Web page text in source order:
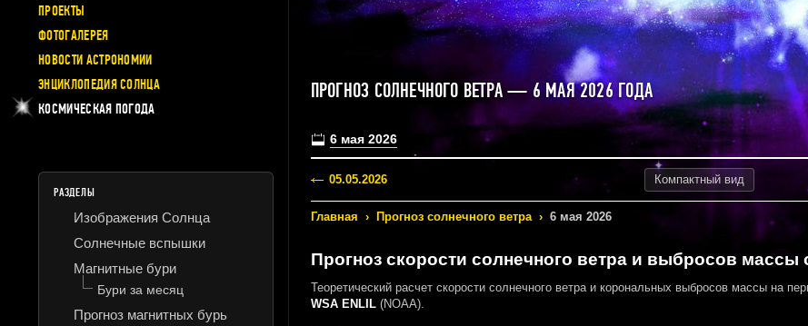
ПРОЕКТЫ
ФОТОГАЛЕРЕЯ
НОВОСТИ АСТРОНОМИИ
ЭНЦИКЛОПЕДИЯ СОЛНЦА
КОСМИЧЕСКАЯ ПОГОДА
РАЗДЕЛЫ
Изображения Солнца
Солнечные вспышки
Магнитные бури
Бури за месяц
Прогноз магнитных бурь
ПРОГНОЗ СОЛНЕЧНОГО ВЕТРА — 6 МАЯ 2026 ГОДА
6 мая 2026
05.05.2026 Компактный вид
Главная › Прогноз солнечного ветра › 6 мая 2026
Прогноз скорости солнечного ветра и выбросов массы
Теоретический расчет скорости солнечного ветра и корональных выбросов массы на
WSA ENLIL(NOAA).